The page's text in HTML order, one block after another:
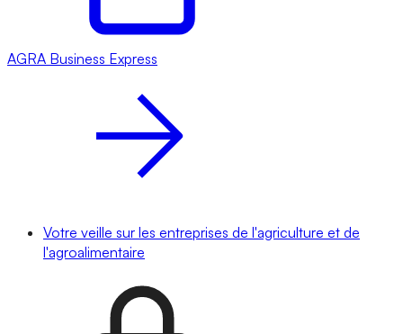
AGRA Business Express
Votre veille sur les entreprises de l'agriculture et de
l'agroalimentaire